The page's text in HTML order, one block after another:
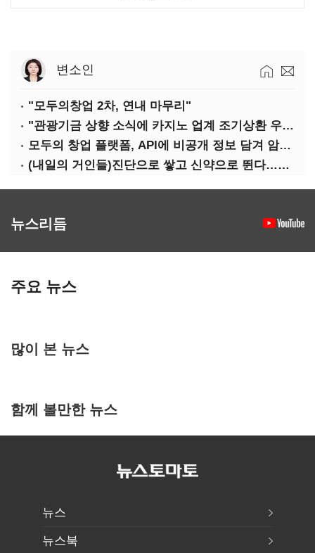
변소인
"모두의창업 2차, 연내 마무리"
"관광기금 상향 소식에 카지노 업계 조기상환 우려"
모두의 창업 플랫폼, API에 비공개 정보 담겨 암호키까지 새나갔다
(내일의 거인들)진단으로 쌓고 신약으로 뛴다…세니젠의 대전환
뉴스리듬
주요 뉴스
많이 본 뉴스
함께 볼만한 뉴스
뉴스
뉴스북